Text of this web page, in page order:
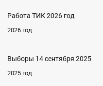
Работа ТИК 2026 год
2026 год
Выборы 14 сентября 2025
2025 год